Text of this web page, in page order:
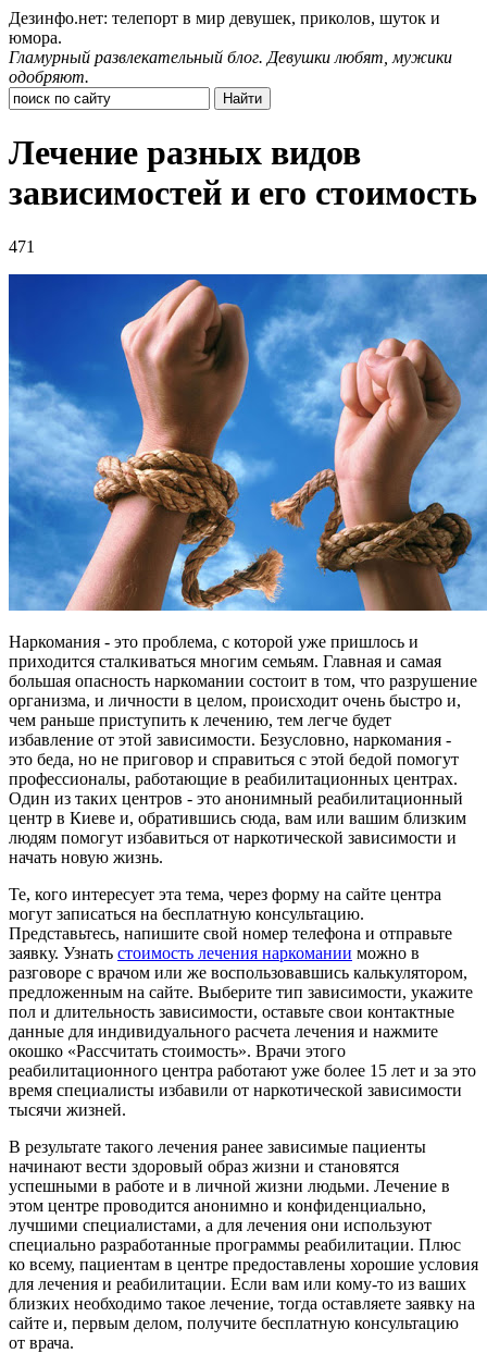
Дезинфо.нет: телепорт в мир девушек, приколов, шуток и
юмора.
Гламурный развлекательный блог. Девушки любят, мужики
одобряют.
Лечение разных видов
зависимостей и его стоимость
471
Наркомания - это проблема, с которой уже пришлось и
приходится сталкиваться многим семьям. Главная и самая
большая опасность наркомании состоит в том, что разрушение
организма, и личности в целом, происходит очень быстро и,
чем раньше приступить к лечению, тем легче будет
избавление от этой зависимости. Безусловно, наркомания -
это беда, но не приговор и справиться с этой бедой помогут
профессионалы, работающие в реабилитационных центрах.
Один из таких центров - это анонимный реабилитационный
центр в Киеве и, обратившись сюда, вам или вашим близким
людям помогут избавиться от наркотической зависимости и
начать новую жизнь.
Те, кого интересует эта тема, через форму на сайте центра
могут записаться на бесплатную консультацию.
Представьтесь, напишите свой номер телефона и отправьте
заявку. Узнать стоимость лечения наркомании можно в
разговоре с врачом или же воспользовавшись калькулятором,
предложенным на сайте. Выберите тип зависимости, укажите
пол и длительность зависимости, оставьте свои контактные
данные для индивидуального расчета лечения и нажмите
окошко «Рассчитать стоимость». Врачи этого
реабилитационного центра работают уже более 15 лет и за это
время специалисты избавили от наркотической зависимости
тысячи жизней.
В результате такого лечения ранее зависимые пациенты
начинают вести здоровый образ жизни и становятся
успешными в работе и в личной жизни людьми. Лечение в
этом центре проводится анонимно и конфиденциально,
лучшими специалистами, а для лечения они используют
специально разработанные программы реабилитации. Плюс
ко всему, пациентам в центре предоставлены хорошие условия
для лечения и реабилитации. Если вам или кому-то из ваших
близких необходимо такое лечение, тогда оставляете заявку на
сайте и, первым делом, получите бесплатную консультацию
от врача.